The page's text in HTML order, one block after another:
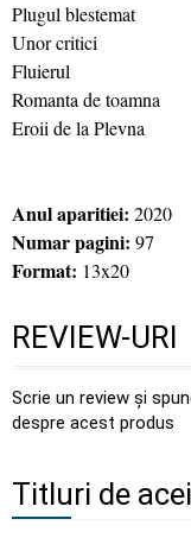
Plugul blestemat
Unor critici
Fluierul
Romanta de toamna
Eroii de la Plevna
Anul aparitiei: 2020
Numar pagini: 97
Format: 13x20
REVIEW-URI
Scrie un review și
despre acest produs
Titluri de